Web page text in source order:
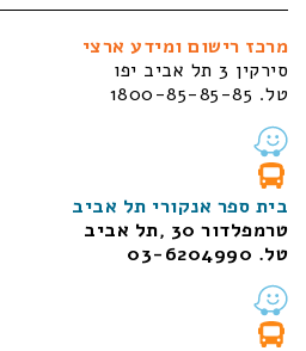
מרכז רישום ומידע ארצי
סירקין 3 תל אביב יפו
טל. 1800-85-85-85
בית ספר אנקורי תל אביב
טרמפלדור 30 ,תל אביב
טל. 03-6204990